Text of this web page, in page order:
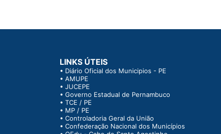
LINKS ÚTEIS
• Diário Oficial dos Municipios - PE
• AMUPE
• JUCEPE
• Governo Estadual de Pernambuco
• TCE / PE
• MP / PE
• Controladoria Geral da União
• Confederação Nacional dos Municípios